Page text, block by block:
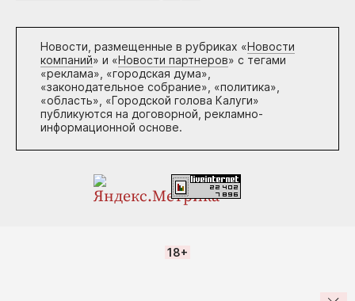
Новости, размещенные в рубриках «Новости
компаний» и «Новости партнеров» с тегами
«реклама», «городская дума»,
«законодательное собрание», «политика»,
«область», «Городской голова Калуги»
публикуются на договорной, рекламно-
информационной основе.
18+